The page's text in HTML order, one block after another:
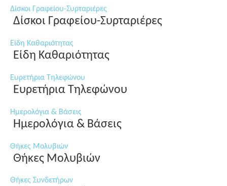
Δίσκοι Γραφείου-Συρταριέρες
Δίσκοι Γραφείου-Συρταριέρες
Είδη Καθαριότητας
Είδη Καθαριότητας
Ευρετήρια Τηλεφώνου
Ευρετήρια Τηλεφώνου
Ημερολόγια & Βάσεις
Ημερολόγια & Βάσεις
Θήκες Μολυβιών
Θήκες Μολυβιών
Θήκες Συνδετήρων